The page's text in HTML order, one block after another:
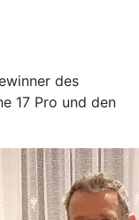
des
17 Pro und den